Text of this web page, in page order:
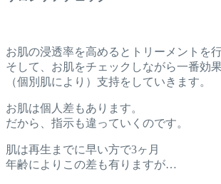
お肌の浸透率を高めるとトリーメントを行
そして、お肌をチェックしながら一番効
（個別肌により）支持をしていきます。
お肌は個人差もあります。
だから、指示も違っていくのです。
肌は再生までに早い方で3ヶ月
年齢によりこの差も有りますが…